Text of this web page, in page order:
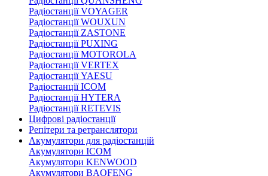
Радіостанції VOYAGER
Радіостанції WOUXUN
Радіостанції ZASTONE
Радіостанції PUXING
Радіостанції MOTOROLA
Радіостанції VERTEX
Радіостанції YAESU
Радіостанції ICOM
Радіостанції HYTERA
Радіостанції RETEVIS
Цифрові радіостанції
Репітери та ретранслятори
Акумулятори для радіостанцій
Акумулятори ICOM
Акумулятори KENWOOD
Акумулятори BAOFENG